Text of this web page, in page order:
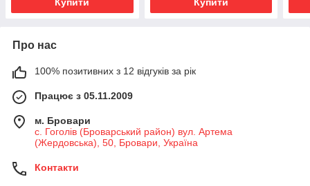
Купити Купити
Про нас
100% позитивних з 12 відгуків за рік
Працює з 05.11.2009
м. Бровари
с. Гоголів (Броварський район) вул. Артема
(Жердовська), 50, Бровари, Україна
Контакти